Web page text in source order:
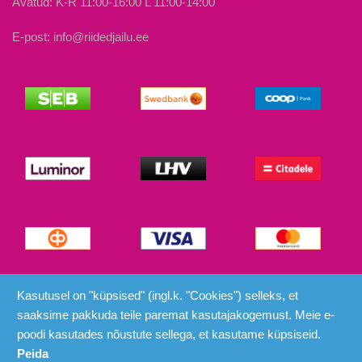
Kasutusel on "küpsised" (ingl.k. "Cookies") selleks, et
saaksime pakkuda teile paremat kasutajakogemust. Meie e-
poodi kasutades nõustute sellega, et kasutame küpsiseid.
Peida
E-post: info@riidedjailu.ee